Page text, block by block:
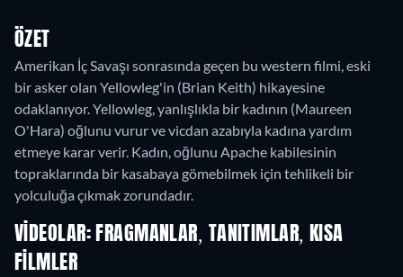
ÖZET
Amerikan İç Savaşı sonrasında geçen bu western filmi, eski
bir asker olan Yellowleg'in (Brian Keith) hikayesine
odaklanıyor. Yellowleg, yanlışlıkla bir kadının (Maureen
O'Hara) oğlunu vurur ve vicdan azabıyla kadına yardım
etmeye karar verir. Kadın, oğlunu Apache kabilesinin
topraklarında bir kasabaya gömebilmek için tehlikeli bir
yolculuğa çıkmak zorundadır.
VIDEOLAR: FRAGMANLAR, TANITIMLAR, KISA
FILMLER